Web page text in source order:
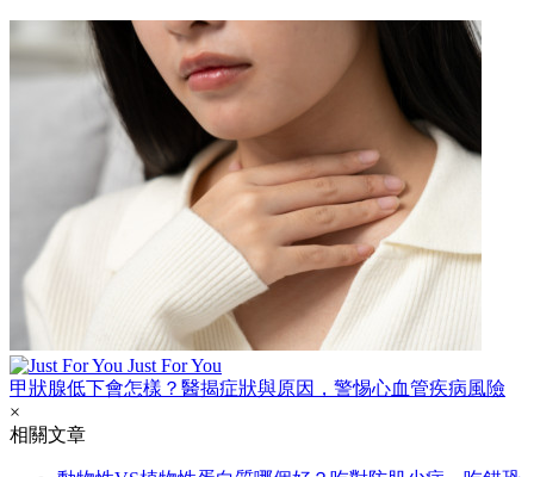
Just For You
甲狀腺低下會怎樣？醫揭症狀與原因，警惕心血管疾病風險
×
相關文章